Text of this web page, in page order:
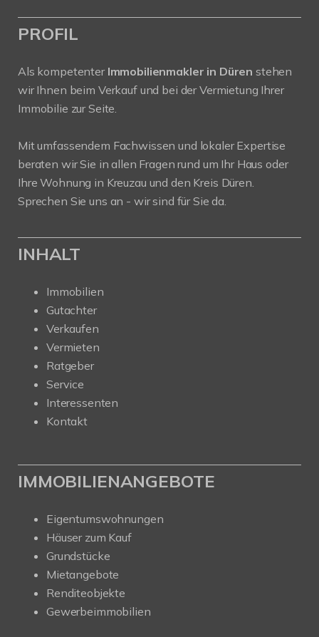
PROFIL
Als kompetenter Immobilienmakler in Düren stehen
wir Ihnen beim Verkauf und bei der Vermietung Ihrer
Immobilie zur Seite.
Mit umfassendem Fachwissen und lokaler Expertise
beraten wir Sie in allen Fragen rund um Ihr Haus oder
Ihre Wohnung in Kreuzau und den Kreis Düren.
Sprechen Sie uns an - wir sind für Sie da.
INHALT
Immobilien
Gutachter
Verkaufen
Vermieten
Ratgeber
Service
Interessenten
Kontakt
IMMOBILIENANGEBOTE
Eigentumswohnungen
Häuser zum Kauf
Grundstücke
Mietangebote
Renditeobjekte
Gewerbeimmobilien